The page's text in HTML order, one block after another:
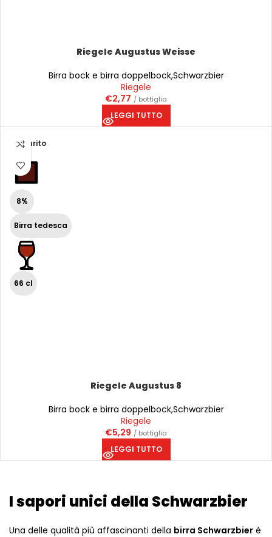
Riegele Augustus Weisse
Birra bock e birra doppelbock,Schwarzbier
Riegele
€2,77 / bottiglia
LEGGI TUTTO
Esaurito
8%
Birra tedesca
66 cl
Riegele Augustus 8
Birra bock e birra doppelbock,Schwarzbier
Riegele
€5,29 / bottiglia
LEGGI TUTTO
I sapori unici della Schwarzbier
Una delle qualità più affascinanti della birra Schwarzbier è